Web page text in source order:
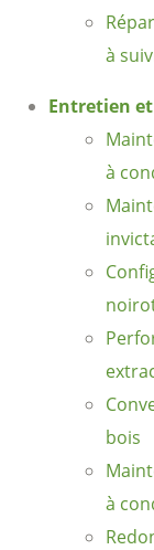
à
Entretien
à
bois
à